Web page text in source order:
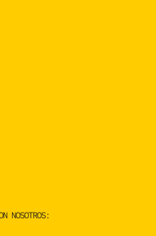
NOSOTROS: